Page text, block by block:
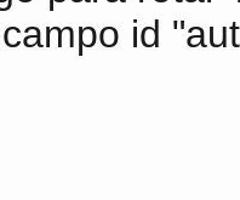
id